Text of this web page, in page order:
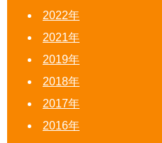
2022年
2021年
2019年
2018年
2017年
2016年